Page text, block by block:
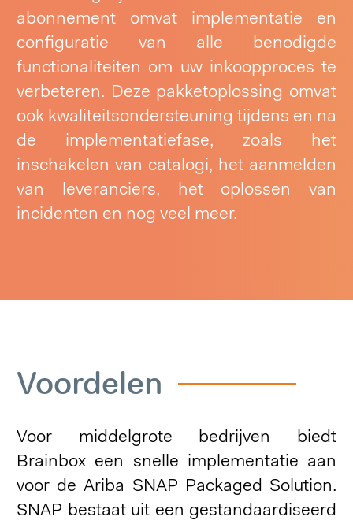
abonnement omvat implementatie en
configuratie van alle benodigde
functionaliteiten om uw inkoopproces te
verbeteren. Deze pakketoplossing omvat
ook kwaliteitsondersteuning tijdens en na
de implementatiefase, zoals het
inschakelen van catalogi, het aanmelden
van leveranciers, het oplossen van
incidenten en nog veel meer.
Voordelen
Voor middelgrote bedrijven biedt
Brainbox een snelle implementatie aan
voor de Ariba SNAP Packaged Solution.
SNAP bestaat uit een gestandaardiseerd